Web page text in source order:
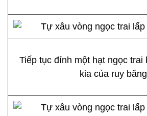
Tiếp tục đính một hạt ngọc trai
kia của ruy